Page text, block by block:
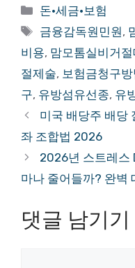
카
테
리
돈·세금·보험
태
그
금융감독원민원,
비용, 맘모톰실비거
절제술, 보험금청구방
구, 유방섬유선종, 유
미국 배당주 배당
좌 조합법 2026
2026년 스트레스
마나 줄어들까? 완벽
댓글 남기기